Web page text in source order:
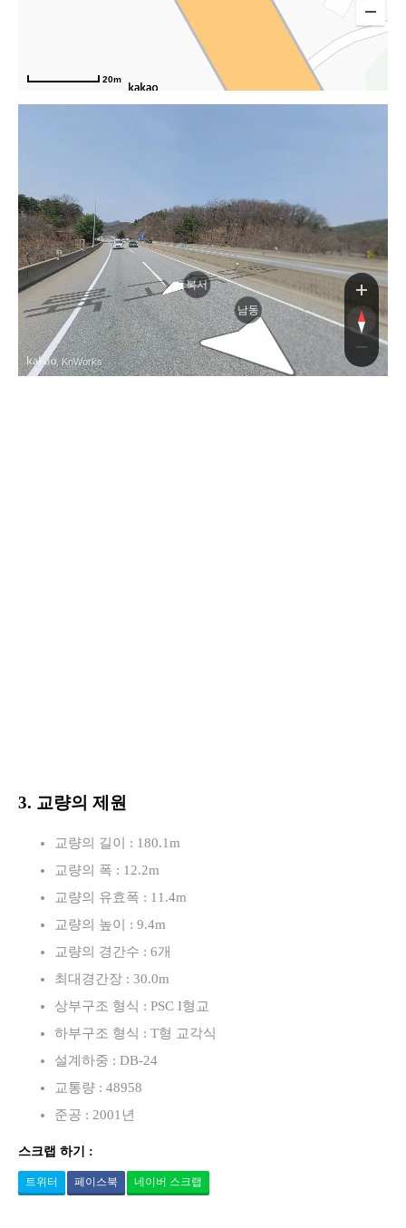
20m
북서
남동
, KnWorks
3. 교량의 제원
교량의 길이 : 180.1m
교량의 폭 : 12.2m
교량의 유효폭 : 11.4m
교량의 높이 : 9.4m
교량의 경간수 : 6개
최대경간장 : 30.0m
상부구조 형식 : PSC I형교
하부구조 형식 : T형 교각식
설계하중 : DB-24
교통량 : 48958
준공 : 2001년
스크랩 하기 :
트위터 페이스북 네이버 스크랩